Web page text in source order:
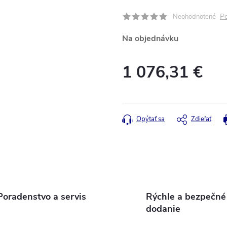
Neohodnotené
Na objednávku
1 076,31 €
Opýtať sa Zdieľať
a servis
Rýchle a bezpečné
dodanie